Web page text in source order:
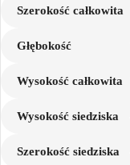
Szerokość całkowita
Głębokość
Wysokość całkowita
Wysokość siedziska
Szerokość siedziska